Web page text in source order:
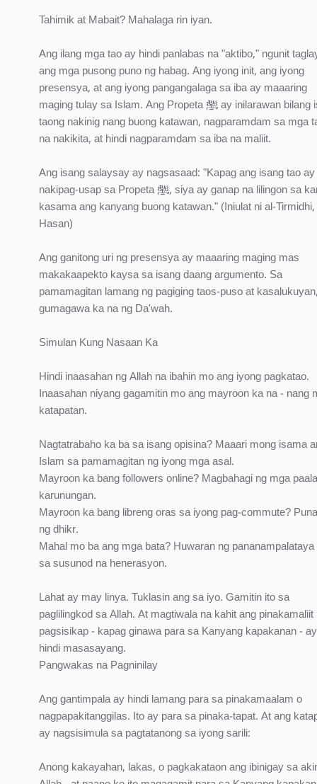
Tahimik at Mabait? Mahalaga rin iyan.
Ang ilang mga tao ay hindi panlabas na "aktibo," ngunit
ang mga pusong puno ng habag. Ang iyong init, ang iyong
presensya, at ang iyong pangangalaga sa iba ay maaaring
maging tulay sa Islam. Ang Propeta ﷺ ay inilarawan bilang isang
taong nakinig nang buong katawan, nagparamdam sa mga
na nakikita, at hindi nagparamdam sa iba na maliit.
Ang isang salaysay ay nagsasaad: "Kapag ang isang tao ay
nakipag-usap sa Propeta ﷺ, siya ay ganap na lilingon sa kanila
kasama ang kanyang buong katawan." (Iniulat ni al-Tirmidhi,
Hasan)
Ang ganitong uri ng presensya ay maaaring maging mas
makakaapekto kaysa sa isang daang argumento. Sa
pamamagitan lamang ng pagiging taos-puso at
gumagawa ka na ng Da'wah.
Simulan Kung Nasaan Ka
Hindi inaasahan ng Allah na ibahin mo ang iyong pagkatao.
Inaasahan niyang gagamitin mo ang mayroon ka na - nang
katapatan.
Nagtatrabaho ka ba sa isang opisina? Maaari mong isama
Islam sa pamamagitan ng iyong mga asal.
Mayroon ka bang followers online? Magbahagi ng mga
karunungan.
Mayroon ka bang libreng oras sa iyong pag-commute?
ng dhikr.
Mahal mo ba ang mga bata? Huwaran ng
sa susunod na henerasyon.
Lahat ay may linya. Tuklasin ang sa iyo. Gamitin ito sa
paglilingkod sa Allah. At magtiwala na kahit ang
pagsisikap - kapag ginawa para sa Kanyang kapakanan - ay
hindi masasayang.
Pangwakas na Pagninilay
Ang gantimpala ay hindi lamang para sa pinakamaalam o
nagpapakitanggilas. Ito ay para sa pinaka-tapat. At ang
ay nagsisimula sa pagtatanong sa iyong sarili:
Anong kakayahan, lakas, o pagkakataon ang ibinigay sa